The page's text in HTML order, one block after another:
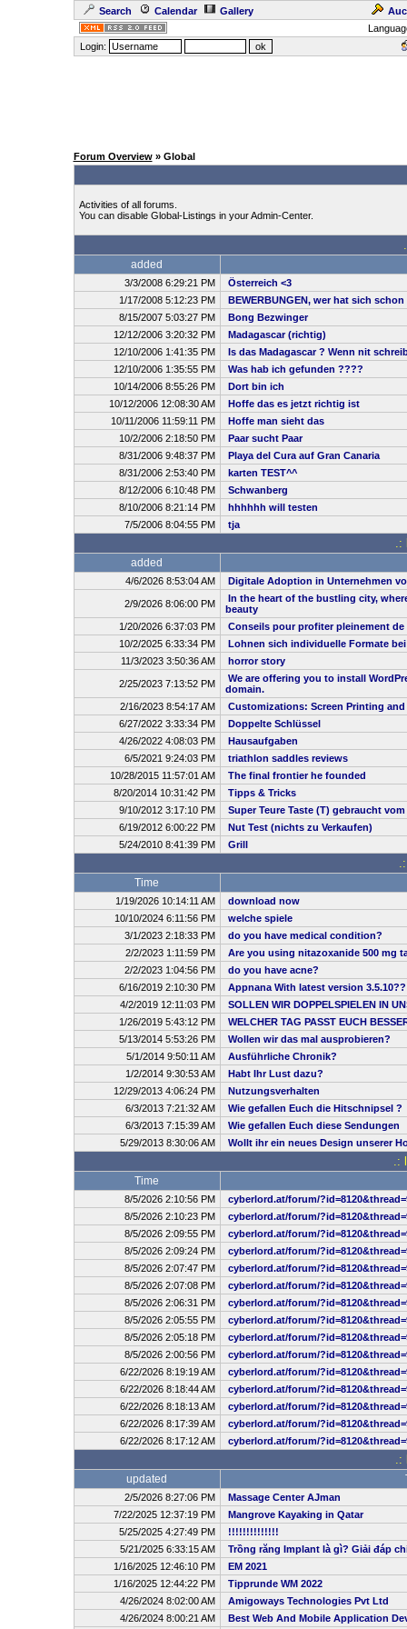
Search Calendar Gallery
Login:
Forum Overview» Global
Activities of all forums.
You can disable Global-Listings in your Admin-Center.
added
3/3/2008 6:29:21 PM
Österreich <3
1/17/2008 5:12:23 PM
BEWERBUNGEN, wer hat sich
8/15/2007 5:03:27 PM
Bong Bezwinger
12/12/2006 3:20:32 PM
Madagascar (richtig)
12/10/2006 1:41:35 PM
Is das Madagascar ? Wenn nit
12/10/2006 1:35:55 PM
Was hab ich gefunden ????
10/14/2006 8:55:26 PM
Dort bin ich
10/12/2006 12:08:30 AM
Hoffe das es jetzt richtig ist
10/11/2006 11:59:11 PM
Hoffe man sieht das
10/2/2006 2:18:50 PM
Paar sucht Paar
8/31/2006 9:48:37 PM
Playa del Cura auf Gran Canaria
8/31/2006 2:53:40 PM
karten TEST^^
8/12/2006 6:10:48 PM
Schwanberg
8/10/2006 8:21:14 PM
hhhhhh will testen
7/5/2006 8:04:55 PM
tja
.:
added
4/6/2026 8:53:04 AM Digitale Adoption in Unternehmen
2/9/2026 8:06:00 PM
In the heart of the bustling city,
beauty
1/20/2026 6:37:03 PM
Conseils pour profiter pleinement de
10/2/2025 6:33:34 PM
Lohnen sich individuelle Formate
11/3/2023 3:50:36 AM
horror story
2/25/2023 7:13:52 PM
We are offering you to install
domain.
2/16/2023 8:54:17 AM
Customizations: Screen Printing and
6/27/2022 3:33:34 PM
Doppelte Schlüssel
4/26/2022 4:08:03 PM
Hausaufgaben
6/5/2021 9:24:03 PM
triathlon saddles reviews
10/28/2015 11:57:01 AM
The final frontier he founded
8/20/2014 10:31:42 PM
Tipps & Tricks
9/10/2012 3:17:10 PM
Super Teure Taste (T) gebraucht
6/19/2012 6:00:22 PM
Nut Test (nichts zu Verkaufen)
5/24/2010 8:41:39 PM
Grill
Time
1/19/2026 10:14:11 AM
download now
10/10/2024 6:11:56 PM
welche spiele
3/1/2023 2:18:33 PM
do you have medical condition?
2/2/2023 1:11:59 PM
Are you using nitazoxanide 500 mg
2/2/2023 1:04:56 PM
do you have acne?
6/16/2019 2:10:30 PM
Appnana With latest version 3.5.10??
4/2/2019 12:11:03 PM
SOLLEN WIR DOPPELSPIELEN IN
1/26/2019 5:43:12 PM
WELCHER TAG PASST EUCH
5/13/2014 5:53:26 PM
Wollen wir das mal ausprobieren?
5/1/2014 9:50:11 AM
Ausführliche Chronik?
1/2/2014 9:30:53 AM
Habt Ihr Lust dazu?
12/29/2013 4:06:24 PM
Nutzungsverhalten
6/3/2013 7:21:32 AM
Wie gefallen Euch die Hitschnipsel ?
6/3/2013 7:15:39 AM
Wie gefallen Euch diese Sendungen
5/29/2013 8:30:06 AM
Wollt ihr ein neues Design unserer
.:
Time
8/5/2026 2:10:56 PM
cyberlord.at/forum/
8/5/2026 2:10:23 PM
cyberlord.at/forum/
8/5/2026 2:09:55 PM
cyberlord.at/forum/
8/5/2026 2:09:24 PM
cyberlord.at/forum/
8/5/2026 2:07:47 PM
cyberlord.at/forum/
8/5/2026 2:07:08 PM
cyberlord.at/forum/
8/5/2026 2:06:31 PM
cyberlord.at/forum/
8/5/2026 2:05:55 PM
cyberlord.at/forum/
8/5/2026 2:05:18 PM
cyberlord.at/forum/
8/5/2026 2:00:56 PM
cyberlord.at/forum/
6/22/2026 8:19:19 AM
cyberlord.at/forum/
6/22/2026 8:18:44 AM
cyberlord.at/forum/
6/22/2026 8:18:13 AM
cyberlord.at/forum/
6/22/2026 8:17:39 AM
cyberlord.at/forum/
6/22/2026 8:17:12 AM
cyberlord.at/forum/
.:
updated
2/5/2026 8:27:06 PM
Massage Center AJman
7/22/2025 12:37:19 PM
Mangrove Kayaking in Qatar
5/25/2025 4:27:49 PM
!!!!!!!!!!!!!!
5/21/2025 6:33:15 AM
Trồng răng Implant là gì? Giải đáp
1/16/2025 12:46:10 PM
EM 2021
1/16/2025 12:44:22 PM
Tipprunde WM 2022
4/26/2024 8:02:00 AM
Amigoways Technologies Pvt Ltd
4/26/2024 8:00:21 AM
Best Web And Mobile Application